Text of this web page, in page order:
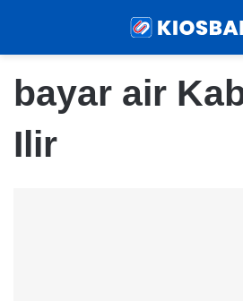
bayar air
Ilir